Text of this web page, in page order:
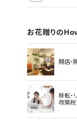
お花贈りの
開店・
移転・
改築祝